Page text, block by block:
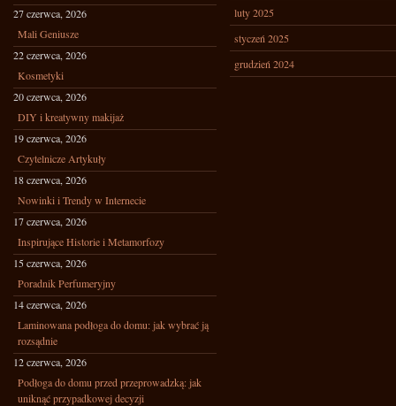
27 czerwca, 2026
Mali Geniusze
22 czerwca, 2026
Kosmetyki
20 czerwca, 2026
DIY i kreatywny makijaż
19 czerwca, 2026
Czytelnicze Artykuły
18 czerwca, 2026
Nowinki i Trendy w Internecie
17 czerwca, 2026
Inspirujące Historie i Metamorfozy
15 czerwca, 2026
Poradnik Perfumeryjny
14 czerwca, 2026
Laminowana podłoga do domu: jak wybrać ją
rozsądnie
12 czerwca, 2026
Podłoga do domu przed przeprowadzką: jak
uniknąć przypadkowej decyzji
luty 2025
styczeń 2025
grudzień 2024